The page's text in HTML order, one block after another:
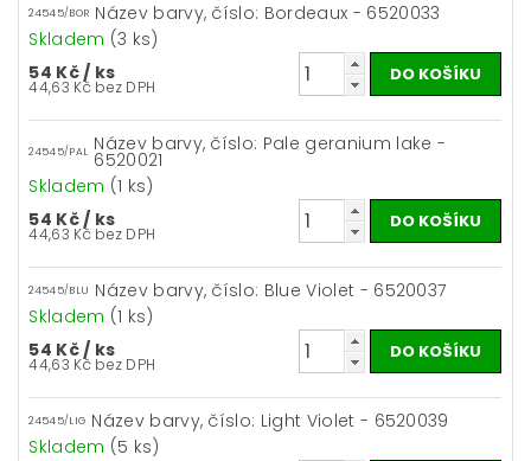
24545/BOR Název barvy, číslo: Bordeaux - 6520033
Skladem (3 ks)
54 Kč/ ks
44,63 Kč bez DPH
24545/PAL Název barvy, číslo: Pale geranium lake -
6520021
Skladem (1 ks)
54 Kč/ ks
44,63 Kč bez DPH
24545/BLU Název barvy, číslo: Blue Violet - 6520037
Skladem (1 ks)
54 Kč/ ks
44,63 Kč bez DPH
24545/LIG Název barvy, číslo: Light Violet - 6520039
Skladem (5 ks)